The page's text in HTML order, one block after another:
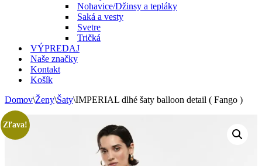
Nohavice/Džinsy a tepláky
Saká a vesty
Svetre
Tričká
VÝPREDAJ
Naše značky
Kontakt
Košík
Domov\Ženy\Šaty\IMPERIAL dlhé šaty balloon detail ( Fango )
Zľava!